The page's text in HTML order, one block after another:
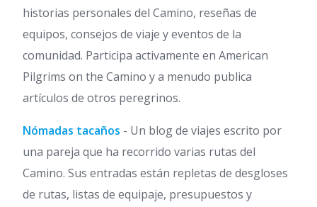
historias personales del Camino, reseñas de
equipos, consejos de viaje y eventos de la
comunidad. Participa activamente en American
Pilgrims on the Camino y a menudo publica
artículos de otros peregrinos.
Nómadas tacaños - Un blog de viajes escrito por
una pareja que ha recorrido varias rutas del
Camino. Sus entradas están repletas de desgloses
de rutas, listas de equipaje, presupuestos y